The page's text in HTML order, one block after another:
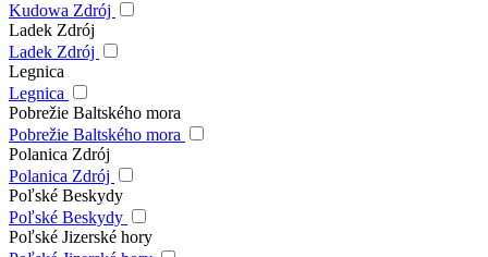
Kudowa Zdrój
Ladek Zdrój
Ladek Zdrój
Legnica
Legnica
Pobrežie Baltského mora
Pobrežie Baltského mora
Polanica Zdrój
Polanica Zdrój
Poľské Beskydy
Poľské Beskydy
Poľské Jizerské hory